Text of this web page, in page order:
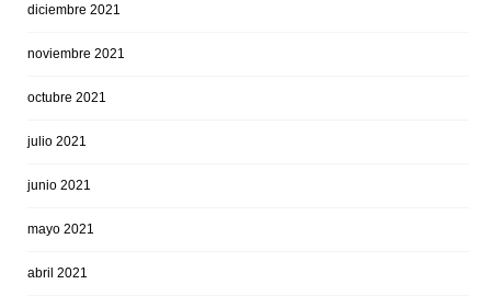
diciembre 2021
noviembre 2021
octubre 2021
julio 2021
junio 2021
mayo 2021
abril 2021